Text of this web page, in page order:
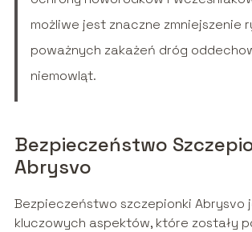
możliwe jest znaczne zmniejszenie
poważnych zakażeń dróg
niemowląt.
Bezpieczeństwo
Abrysvo
Bezpieczeństwo szczepionki Abrysvo
kluczowych aspektów, które zostały